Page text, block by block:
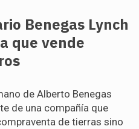
Benegas Lynch
que vende
de Alberto Benegas
de una compañía que
de tierras sino